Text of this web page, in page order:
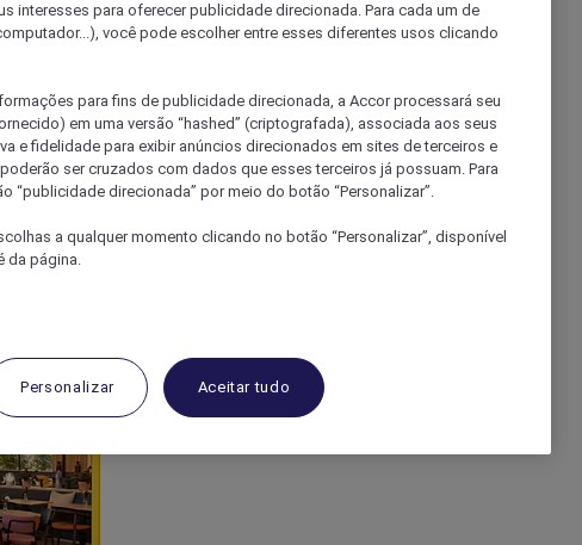
interesses para oferecer publicidade direcionada. Para cada um de
você pode escolher entre esses diferentes usos clicando
para fins de publicidade direcionada, a Accor processará seu
em uma versão “hashed” (criptografada), associada aos seus
e fidelidade para exibir anúncios direcionados em sites de terceiros e
ser cruzados com dados que esses terceiros já possuam. Para
“publicidade direcionada” por meio do botão “Personalizar”.
a qualquer momento clicando no botão “Personalizar”, disponível
da página.
Personalizar Aceitar tudo